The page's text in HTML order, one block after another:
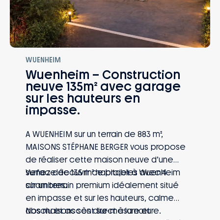
WUENHEIM
Wuenheim – Construction
neuve 135m² avec garage
sur les hauteurs en
impasse.
A WUENHEIM sur un terrain de 883 m²,
MAISONS STÉPHANE BERGER vous propose
de réaliser cette maison neuve d’une
surface de 135 m² habitables avec 4
chambres.
Venez découvrir ce projet à Wuenheim
sur un terrain premium idéalement situé
en impasse et sur les hauteurs, calme
absolu et accès direct à la nature.
Nos maisons sont sur-mesure et